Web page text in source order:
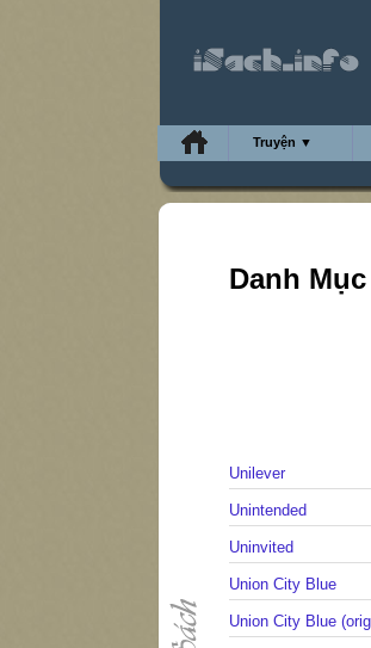
Truyện ▼
Danh
Unilever
Unintended
Uninvited
Union City Blue
Union City Blue